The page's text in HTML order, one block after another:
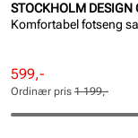
STOCKHOLM DESIGN
Komfortabel fotseng
Rabattert
pris
Pris
599,-
Ordinær
pris
Pris
Ordinær pris 1 199,-